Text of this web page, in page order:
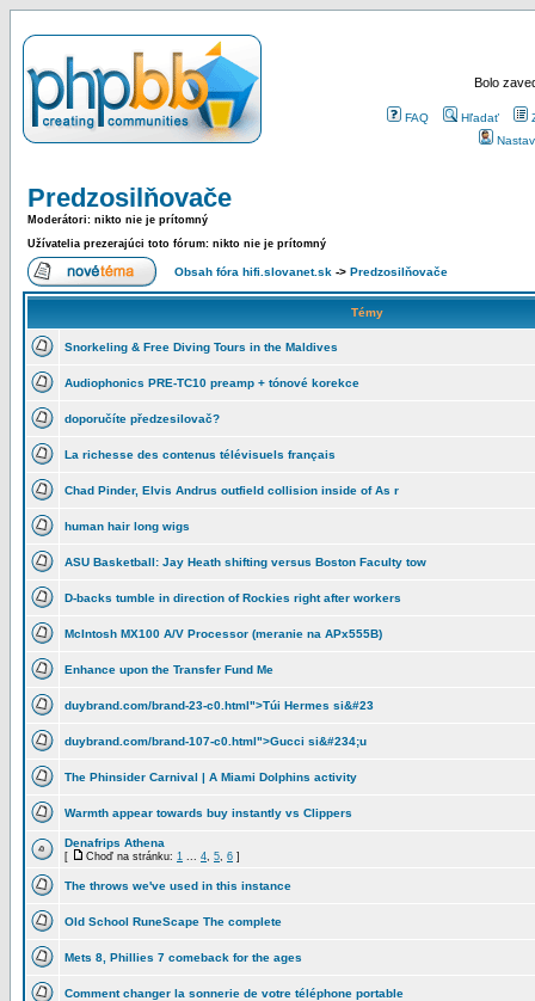
Bolo
FAQ Hľadať
Predzosilňovače
Moderátori: nikto nie je prítomný
Užívatelia prezerajúci toto fórum: nikto nie je prítomný
Obsah fóra hifi.slovanet.sk -> Predzosilňovače
Témy
Snorkeling & Free Diving Tours in the Maldives
Audiophonics PRE-TC10 preamp + tónové korekce
doporučíte předzesilovač?
La richesse des contenus télévisuels français
Chad Pinder, Elvis Andrus outfield collision inside of As r
human hair long wigs
ASU Basketball: Jay Heath shifting versus Boston Faculty tow
D-backs tumble in direction of Rockies right after workers
McIntosh MX100 A/V Processor (meranie na APx555B)
Enhance upon the Transfer Fund Me
duybrand.com/brand-23-c0.html">Túi Hermes si&#23
duybrand.com/brand-107-c0.html">Gucci si&#234;u
The Phinsider Carnival | A Miami Dolphins activity
Warmth appear towards buy instantly vs Clippers
Denafrips Athena
[ Choď na stránku: 1 ... 4, 5, 6 ]
The throws we've used in this instance
Old School RuneScape The complete
Mets 8, Phillies 7 comeback for the ages
Comment changer la sonnerie de votre téléphone portable